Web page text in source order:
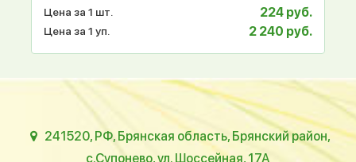
Цена за 1 шт. 224 руб.
Цена за 1 уп. 2 240 руб.
241520, РФ, Брянская область, Брянский район,
с.Супонево, ул. Шоссейная, 17А